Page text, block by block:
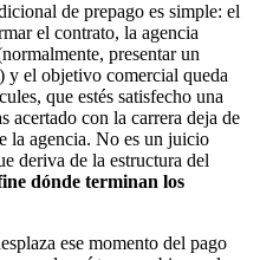
de prepago es simple: el
el contrato, la agencia
presentar un
y el objetivo comercial queda
que estés satisfecho una
acertado con la carrera deja de
la agencia. No es un juicio
deriva de la estructura del
dónde terminan los
ese momento del pago